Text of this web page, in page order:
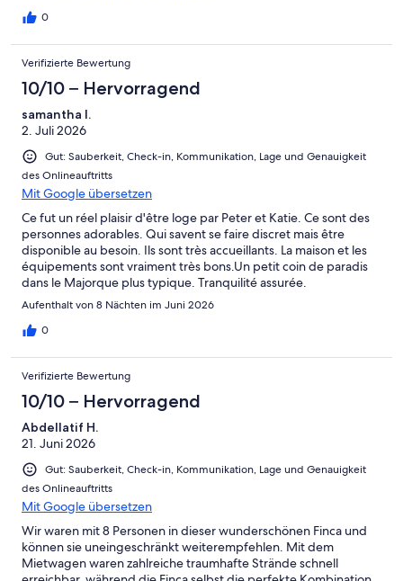
auf jeden Fall weiterempfehlen können!
0
Verifizierte Bewertung
10/10 – Hervorragend
samantha l.
2. Juli 2026
Gut: Sauberkeit, Check-in, Kommunikation, Lage und Genauigkeit
des Onlineauftritts
Mit Google übersetzen
Ce fut un réel plaisir d'être loge par Peter et Katie. Ce sont des
personnes adorables. Qui savent se faire discret mais être
disponible au besoin. Ils sont très accueillants. La maison et les
équipements sont vraiment très bons.Un petit coin de paradis
dans le Majorque plus typique. Tranquilité assurée.
Aufenthalt von 8 Nächten im Juni 2026
0
Verifizierte Bewertung
10/10 – Hervorragend
Abdellatif H.
21. Juni 2026
Gut: Sauberkeit, Check-in, Kommunikation, Lage und Genauigkeit
des Onlineauftritts
Mit Google übersetzen
Wir waren mit 8 Personen in dieser wunderschönen Finca und
können sie uneingeschränkt weiterempfehlen. Mit dem
Mietwagen waren zahlreiche traumhafte Strände schnell